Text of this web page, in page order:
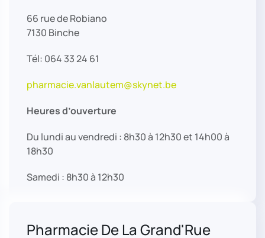
66 rue de Robiano
7130 Binche
Tél: 064 33 24 61
pharmacie.vanlautem@skynet.be
Heures d’ouverture
Du lundi au vendredi : 8h30 à 12h30 et 14h00 à
18h30
Samedi : 8h30 à 12h30
Pharmacie De La Grand'Rue